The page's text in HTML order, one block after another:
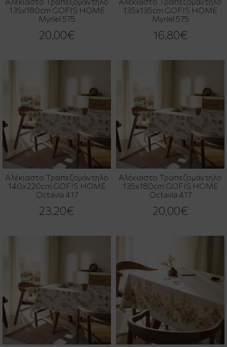
135x180cm GOFIS HOME
Myriel 575
20,00€
135x135cm GOFIS HOME
Myriel 575
16,80€
Αλέκιαστο Τραπεζομάντηλο
140x220cm GOFIS HOME
Octavia 417
23,20€
Αλέκιαστο Τραπεζομάντηλο
135x180cm GOFIS HOME
Octavia 417
20,00€